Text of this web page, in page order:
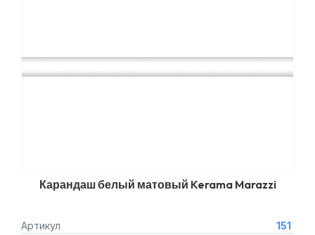
Карандаш белый матовый Kerama Marazzi
Артикул
151